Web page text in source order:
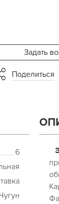
Задать
Поделиться
6
Чугун